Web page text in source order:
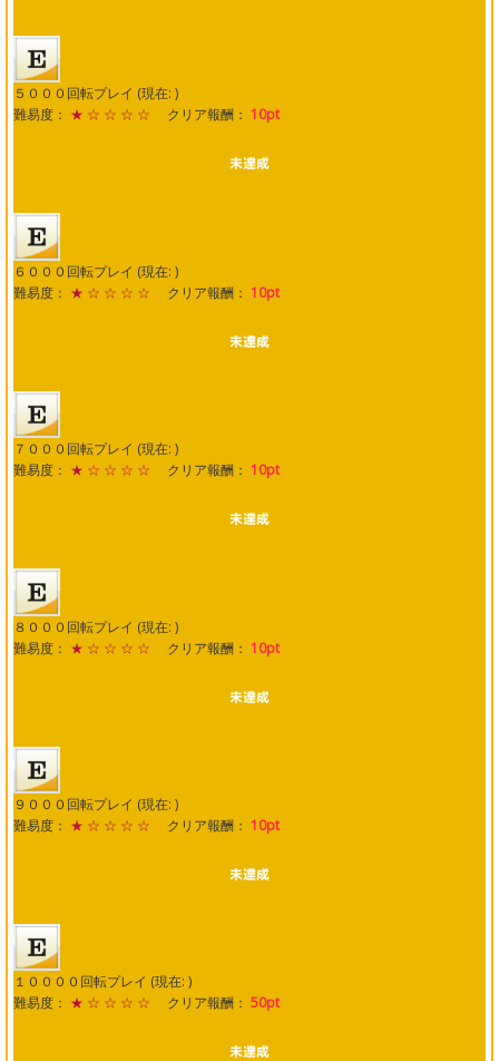
５０００回転プレイ (現在: )
難易度： ★ ☆ ☆ ☆ ☆ クリア報酬： 10pt
６０００回転プレイ (現在: )
難易度： ★ ☆ ☆ ☆ ☆ クリア報酬： 10pt
７０００回転プレイ (現在: )
難易度： ★ ☆ ☆ ☆ ☆ クリア報酬： 10pt
８０００回転プレイ (現在: )
難易度： ★ ☆ ☆ ☆ ☆ クリア報酬： 10pt
９０００回転プレイ (現在: )
難易度： ★ ☆ ☆ ☆ ☆ クリア報酬： 10pt
１００００回転プレイ (現在: )
難易度： ★ ☆ ☆ ☆ ☆ クリア報酬： 50pt